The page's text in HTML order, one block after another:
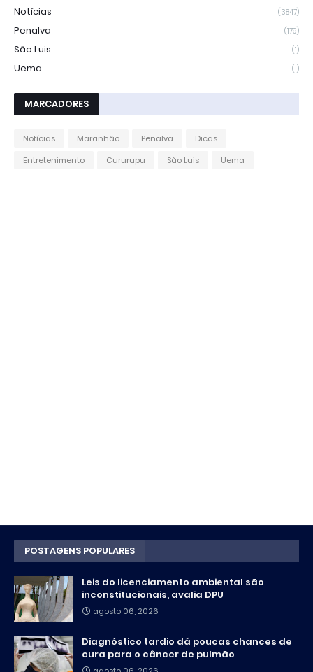
Notícias (3847)
Penalva (179)
São Luis (1)
Uema (1)
MARCADORES
Notícias Maranhão Penalva
Dicas
Entretenimento
Cururupu São Luis Uema
POSTAGENS POPULARES
Leis do licenciamento ambiental são
inconstitucionais, avalia DPU
agosto 06, 2026
Diagnóstico tardio dá poucas chances de
cura para o câncer de pulmão